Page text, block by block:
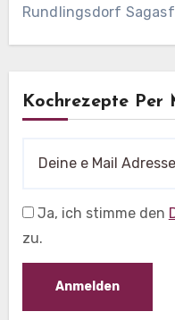
Rundlingsdorf
Kochrezepte Per
Ja, ich stimme den
zu.